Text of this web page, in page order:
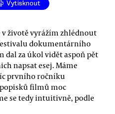
Vytisknout
v životě vyrážím zhlédnout
dokumentárního
za úkol vidět aspoň pět
napsat esej. Máme
prvního ročníku
filmů moc
se tedy intuitivně, podle